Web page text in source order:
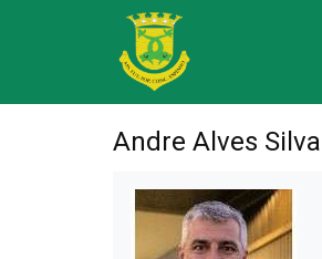
Andre Alves Silva